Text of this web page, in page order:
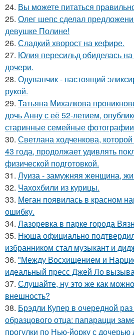
24. Вы можете питаться
25. Олег шепс сделал
девушке Полине!
26. Сладкий хворост на кефире.
27. Юлия пересильд обиделась
дочери.
28. Одуванчик - настоящий
рукой.
29. Татьяна Михалкова
дочь Анну с её 52-летием,
старинные семейные
30. Светлана ходченкова,
43 года, продолжает удивлять
физической подготовкой.
31. Луиза - замужняя женщина,
32. Чахохбили из курицы.
33. Меган появилась в красном
ошибку.
34. Лазоревка в парке города
35. Нюша официально
избранником стал музыкант и
36. "Между Восхищением и
идеальный пресс Джей Ло
37. Слушайте, ну это же как
внешность?
38. Брэдли Купер в очередной
образцового отца: папарацци
прогулки по Нью-йорку с дочерью